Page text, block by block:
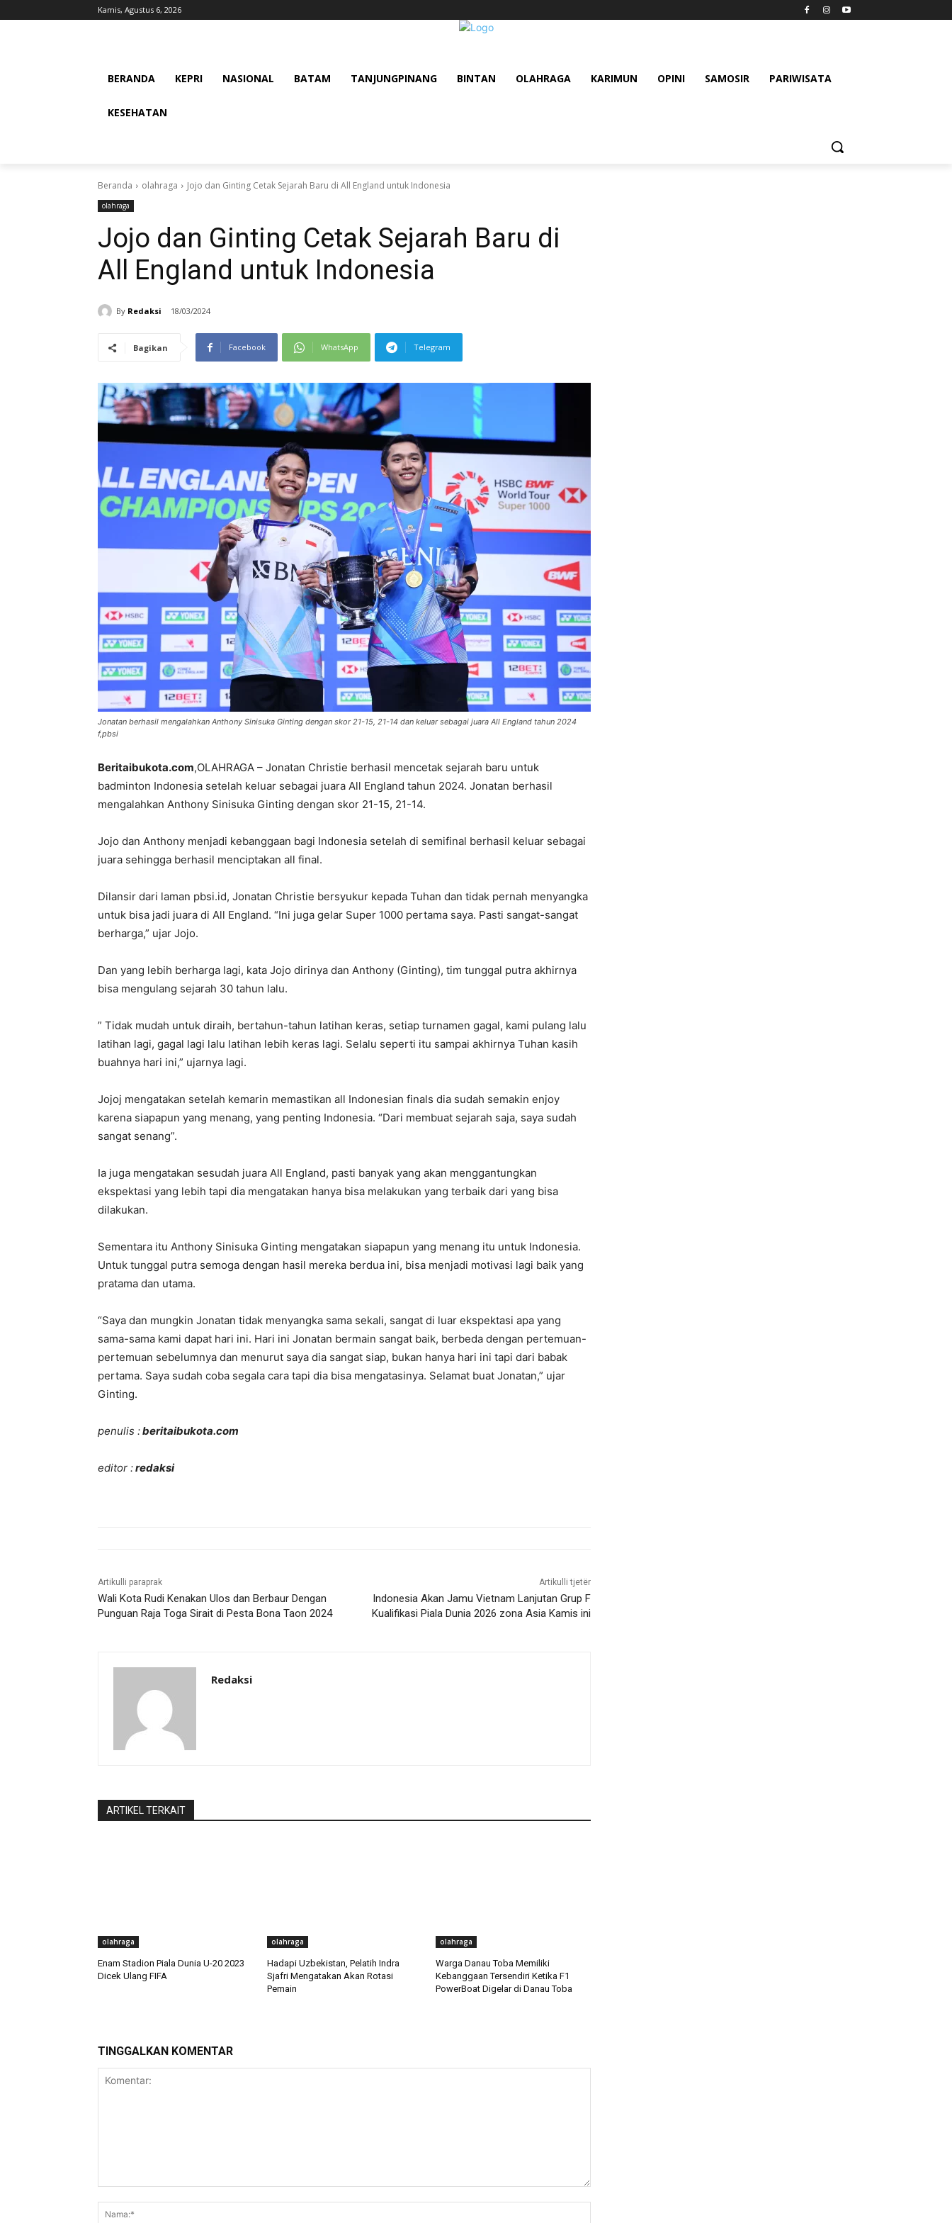
Kamis, Agustus 6, 2026
BERANDA KEPRI NASIONAL BATAM TANJUNGPINANG BINTAN OLAHRAGA KARIMUN OPINI SAMOSIR PARIWISATA
KESEHATAN
Beranda olahraga Jojo dan Ginting Cetak Sejarah Baru di All England untuk Indonesia
olahraga
Jojo dan Ginting Cetak Sejarah Baru di
All England untuk Indonesia
By Redaksi 18/03/2024
Bagikan Facebook WhatsApp Telegram
Jonatan berhasil mengalahkan Anthony Sinisuka Ginting dengan skor 21-15, 21-14 dan keluar sebagai juara All England tahun 2024
f,pbsi
Beritaibukota.com,OLAHRAGA – Jonatan Christie berhasil mencetak sejarah baru untuk
badminton Indonesia setelah keluar sebagai juara All England tahun 2024. Jonatan berhasil
mengalahkan Anthony Sinisuka Ginting dengan skor 21-15, 21-14.
Jojo dan Anthony menjadi kebanggaan bagi Indonesia setelah di semifinal berhasil keluar sebagai
juara sehingga berhasil menciptakan all final.
Dilansir dari laman pbsi.id, Jonatan Christie bersyukur kepada Tuhan dan tidak pernah menyangka
untuk bisa jadi juara di All England. “Ini juga gelar Super 1000 pertama saya. Pasti sangat-sangat
berharga,” ujar Jojo.
Dan yang lebih berharga lagi, kata Jojo dirinya dan Anthony (Ginting), tim tunggal putra akhirnya
bisa mengulang sejarah 30 tahun lalu.
” Tidak mudah untuk diraih, bertahun-tahun latihan keras, setiap turnamen gagal, kami pulang lalu
latihan lagi, gagal lagi lalu latihan lebih keras lagi. Selalu seperti itu sampai akhirnya Tuhan kasih
buahnya hari ini,” ujarnya lagi.
Jojoj mengatakan setelah kemarin memastikan all Indonesian finals dia sudah semakin enjoy
karena siapapun yang menang, yang penting Indonesia. “Dari membuat sejarah saja, saya sudah
sangat senang”.
Ia juga mengatakan sesudah juara All England, pasti banyak yang akan menggantungkan
ekspektasi yang lebih tapi dia mengatakan hanya bisa melakukan yang terbaik dari yang bisa
dilakukan.
Sementara itu Anthony Sinisuka Ginting mengatakan siapapun yang menang itu untuk Indonesia.
Untuk tunggal putra semoga dengan hasil mereka berdua ini, bisa menjadi motivasi lagi baik yang
pratama dan utama.
“Saya dan mungkin Jonatan tidak menyangka sama sekali, sangat di luar ekspektasi apa yang
sama-sama kami dapat hari ini. Hari ini Jonatan bermain sangat baik, berbeda dengan pertemuan-
pertemuan sebelumnya dan menurut saya dia sangat siap, bukan hanya hari ini tapi dari babak
pertama. Saya sudah coba segala cara tapi dia bisa mengatasinya. Selamat buat Jonatan,” ujar
Ginting.
penulis :beritaibukota.com
editor :redaksi
Artikulli paraprak
Wali Kota Rudi Kenakan Ulos dan Berbaur Dengan
Punguan Raja Toga Sirait di Pesta Bona Taon 2024
Artikulli tjetër
Indonesia Akan Jamu Vietnam Lanjutan Grup F
Kualifikasi Piala Dunia 2026 zona Asia Kamis ini
Redaksi
ARTIKEL TERKAIT
olahraga
Enam Stadion Piala Dunia U-20 2023
Dicek Ulang FIFA
olahraga
Hadapi Uzbekistan, Pelatih Indra
Sjafri Mengatakan Akan Rotasi
Pemain
olahraga
Warga Danau Toba Memiliki
Kebanggaan Tersendiri Ketika F1
PowerBoat Digelar di Danau Toba
TINGGALKAN KOMENTAR